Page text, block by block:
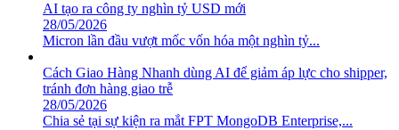
AI tạo ra công ty nghìn tỷ USD mới
28/05/2026
Micron lần đầu vượt mốc vốn hóa một nghìn tỷ...
Cách Giao Hàng Nhanh dùng AI để giảm áp lực cho shipper,
tránh đơn hàng giao trễ
28/05/2026
Chia sẻ tại sự kiện ra mắt FPT MongoDB Enterprise,...